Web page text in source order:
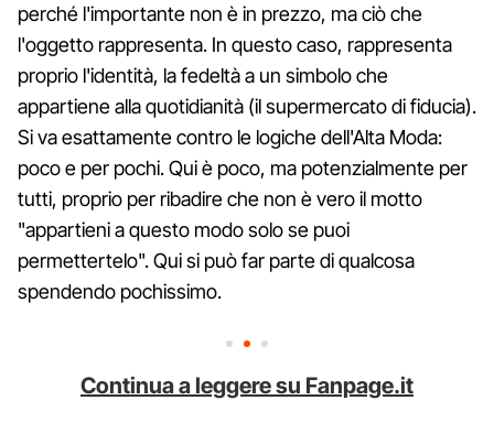
perché l'importante non è in prezzo, ma ciò che
l'oggetto rappresenta. In questo caso, rappresenta
proprio l'identità, la fedeltà a un simbolo che
appartiene alla quotidianità (il supermercato di fiducia).
Si va esattamente contro le logiche dell'Alta Moda:
poco e per pochi. Qui è poco, ma potenzialmente per
tutti, proprio per ribadire che non è vero il motto
"appartieni a questo modo solo se puoi
permettertelo". Qui si può far parte di qualcosa
spendendo pochissimo.
Continua a leggere su Fanpage.it